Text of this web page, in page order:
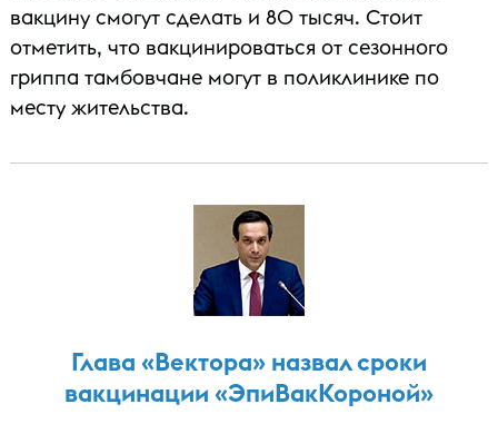
вакцину смогут сделать и 80 тысяч. Стоит
отметить, что вакцинироваться от сезонного
гриппа тамбовчане могут в поликлинике по
месту жительства.
Глава «Вектора» назвал сроки
вакцинации «ЭпиВакКороной»